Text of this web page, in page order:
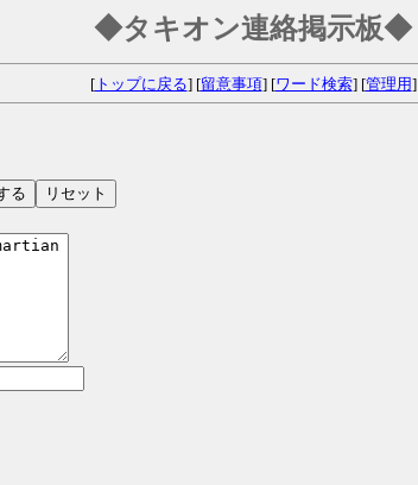
◆タキオン連絡掲示板◆
[トップに戻る] [留意事項] [ワード検索] [管理用]